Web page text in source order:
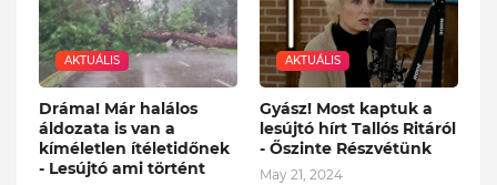
AKTUÁLIS
Dráma! Már halálos
áldozata is van a
kíméletlen ítéletidőnek
- Lesújtó ami történt
AKTUÁLIS
Gyász! Most kaptuk a
lesújtó hírt Tallós Ritáról
- Őszinte Részvétünk
May 21, 2024